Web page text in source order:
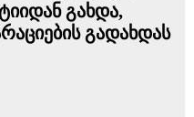
გახდა,
გადახდას